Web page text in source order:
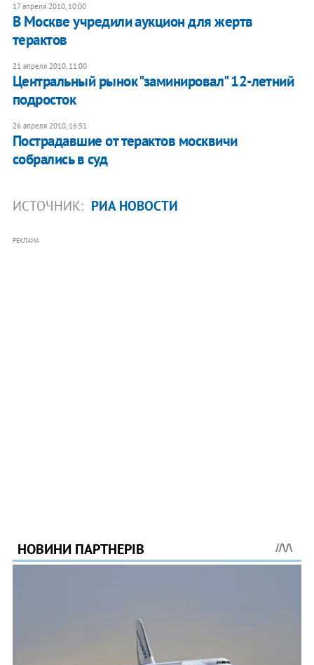
17 апреля 2010, 10:00
В Москве учредили аукцион для жертв
терактов
21 апреля 2010, 11:00
Центральный рынок "заминировал" 12-летний
подросток
26 апреля 2010, 16:51
Пострадавшие от терактов москвичи
собрались в суд
ИСТОЧНИК: РИА НОВОСТИ
РЕКЛАМА